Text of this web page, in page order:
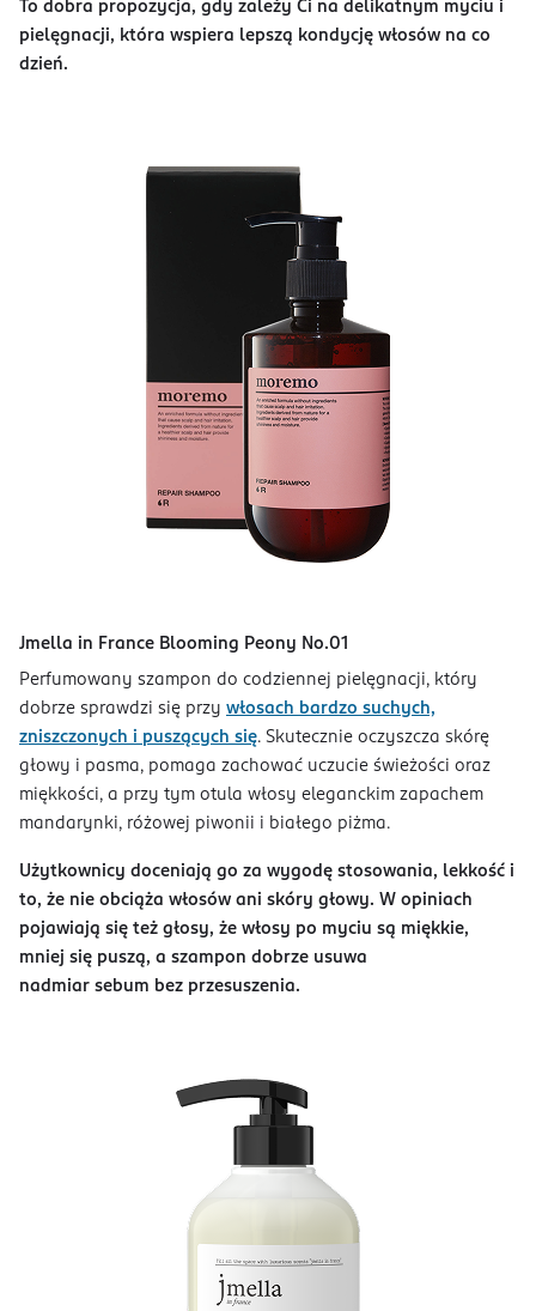
To dobra propozycja, gdy zależy Ci na delikatnym myciu i
pielęgnacji, która wspiera lepszą kondycję włosów na co
dzień.
Jmella in France Blooming Peony No.01
Perfumowany szampon do codziennej pielęgnacji, który
dobrze sprawdzi się przy włosach bardzo suchych,
zniszczonych i puszących się. Skutecznie oczyszcza skórę
głowy i pasma, pomaga zachować uczucie świeżości oraz
miękkości, a przy tym otula włosy eleganckim zapachem
mandarynki, różowej piwonii i białego piżma.
Użytkownicy doceniają go za wygodę stosowania, lekkość i
to, że nie obciąża włosów ani skóry głowy. W opiniach
pojawiają się też głosy, że włosy po myciu są miękkie,
mniej się puszą, a szampon dobrze usuwa
nadmiar sebum bez przesuszenia.